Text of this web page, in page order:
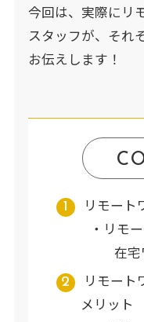
今回は、実際にリ
スタッフが、それ
お伝えします！
リモート
リモ
在
リモート
メリット